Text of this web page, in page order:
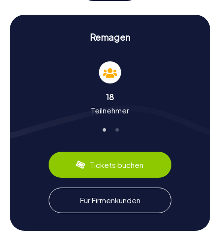
der Brücke dokumentiert.
Geschichte und Kultur bei der Schnitzeljagd in
Bei unseren Schnitzeljagden in Remagen erfahrt Ihr viel
über die reiche Geschichte und Kultur der Stadt.
Remagen geht auf ein römisches Kastell zurück, das vor
Fakten über die römische Vergangenheit der Stadt und
deren Entwicklung im Mittelalter entdecken. Wusstet Ihr,
Stadtgemeinde erhielt? Oder dass die Stadt im 11.
Auch kulinarisch hat Remagen einiges zu bieten. Probiert
unbedingt das lokale Gericht "Döppekoche", eine Art
Kartoffelkuchen, der in der Region sehr beliebt ist.
Nach der Schnitzeljagd in Remagen die
Umgebung erkunden
Wenn Ihr nach Eurer Schnitzeljagd in Remagen noch mehr
von der Region entdecken möchtet, gibt es viele
Remagen
18
Teilnehmer
Tickets buchen
Für Firmenkunden